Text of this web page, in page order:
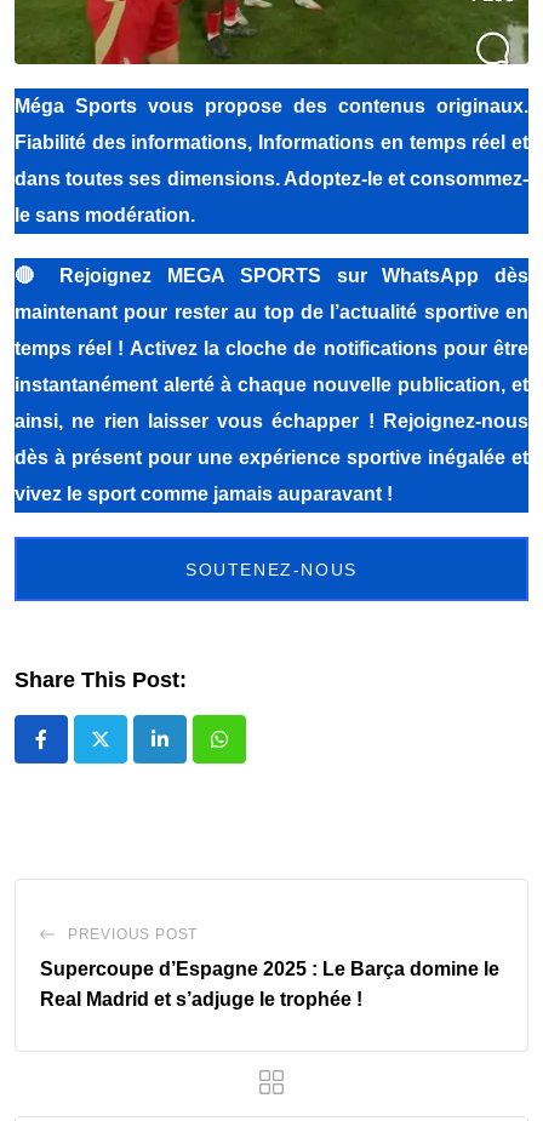
Méga Sports vous propose des contenus originaux.
Fiabilité des informations, Informations en temps réel et
dans toutes ses dimensions. Adoptez-le et consommez-
le sans modération.
🔴
Rejoignez MEGA SPORTS sur WhatsApp dès
maintenant pour rester au top de l’actualité sportive en
temps réel ! Activez la cloche de notifications pour être
instantanément alerté à chaque nouvelle publication, et
ainsi, ne rien laisser vous échapper ! Rejoignez-nous
dès à présent pour une expérience sportive inégalée et
vivez le sport comme jamais auparavant !
SOUTENEZ-NOUS
Share This Post:
LinkedIn Whatsapp
PREVIOUS POST
Supercoupe d’Espagne 2025 : Le Barça domine le
Real Madrid et s’adjuge le trophée !